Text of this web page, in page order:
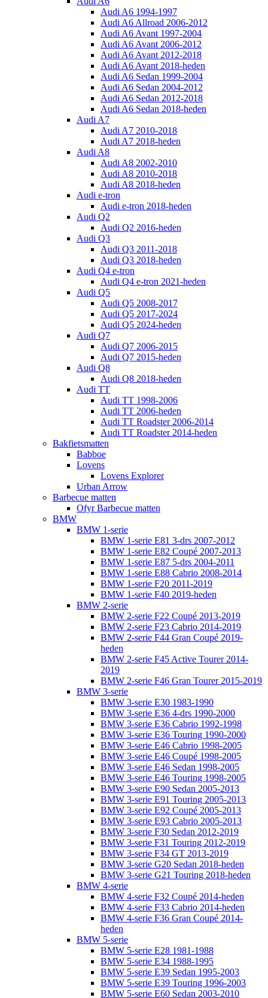
Audi A6 1994-1997
Audi A6 Allroad 2006-2012
Audi A6 Avant 1997-2004
Audi A6 Avant 2006-2012
Audi A6 Avant 2012-2018
Audi A6 Avant 2018-heden
Audi A6 Sedan 1999-2004
Audi A6 Sedan 2004-2012
Audi A6 Sedan 2012-2018
Audi A6 Sedan 2018-heden
Audi A7
Audi A7 2010-2018
Audi A7 2018-heden
Audi A8
Audi A8 2002-2010
Audi A8 2010-2018
Audi A8 2018-heden
Audi e-tron
Audi e-tron 2018-heden
Audi Q2
Audi Q2 2016-heden
Audi Q3
Audi Q3 2011-2018
Audi Q3 2018-heden
Audi Q4 e-tron
Audi Q4 e-tron 2021-heden
Audi Q5
Audi Q5 2008-2017
Audi Q5 2017-2024
Audi Q5 2024-heden
Audi Q7
Audi Q7 2006-2015
Audi Q7 2015-heden
Audi Q8
Audi Q8 2018-heden
Audi TT
Audi TT 1998-2006
Audi TT 2006-heden
Audi TT Roadster 2006-2014
Audi TT Roadster 2014-heden
Bakfietsmatten
Babboe
Lovens
Lovens Explorer
Urban Arrow
Barbecue matten
Ofyr Barbecue matten
BMW
BMW 1-serie
BMW 1-serie E81 3-drs 2007-2012
BMW 1-serie E82 Coupé 2007-2013
BMW 1-serie E87 5-drs 2004-2011
BMW 1-serie E88 Cabrio 2008-2014
BMW 1-serie F20 2011-2019
BMW 1-serie F40 2019-heden
BMW 2-serie
BMW 2-serie F22 Coupé 2013-2019
BMW 2-serie F23 Cabrio 2014-2019
BMW 2-serie F44 Gran Coupé 2019-
heden
BMW 2-serie F45 Active Tourer 2014-
2019
BMW 2-serie F46 Gran Tourer 2015-2019
BMW 3-serie
BMW 3-serie E30 1983-1990
BMW 3-serie E36 4-drs 1990-2000
BMW 3-serie E36 Cabrio 1992-1998
BMW 3-serie E36 Touring 1990-2000
BMW 3-serie E46 Cabrio 1998-2005
BMW 3-serie E46 Coupé 1998-2005
BMW 3-serie E46 Sedan 1998-2005
BMW 3-serie E46 Touring 1998-2005
BMW 3-serie E90 Sedan 2005-2013
BMW 3-serie E91 Touring 2005-2013
BMW 3-serie E92 Coupé 2005-2013
BMW 3-serie E93 Cabrio 2005-2013
BMW 3-serie F30 Sedan 2012-2019
BMW 3-serie F31 Touring 2012-2019
BMW 3-serie F34 GT 2013-2019
BMW 3-serie G20 Sedan 2018-heden
BMW 3-serie G21 Touring 2018-heden
BMW 4-serie
BMW 4-serie F32 Coupé 2014-heden
BMW 4-serie F33 Cabrio 2014-heden
BMW 4-serie F36 Gran Coupé 2014-
heden
BMW 5-serie
BMW 5-serie E28 1981-1988
BMW 5-serie E34 1988-1995
BMW 5-serie E39 Sedan 1995-2003
BMW 5-serie E39 Touring 1996-2003
BMW 5-serie E60 Sedan 2003-2010